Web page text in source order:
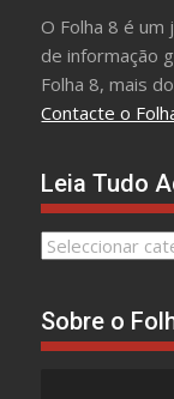
O Folha 8 é um
de informação
Folha 8, mais
Contacte o
Leia Tudo
Leia
Sobre o